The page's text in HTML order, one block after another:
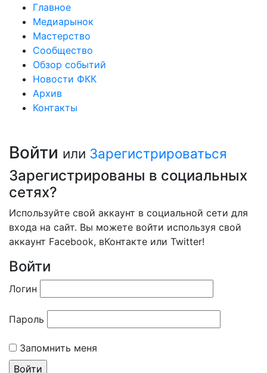
Главное
Медиарынок
Мастерство
Сообщество
Обзор событий
Новости ФКК
Архив
Контакты
Войти или Зарегистрироваться
Зарегистрированы в социальных
сетях?
Используйте свой аккаунт в социальной сети для
входа на сайт. Вы можете войти используя свой
аккаунт Facebook, вКонтакте или Twitter!
Войти
Логин
Пароль
Запомнить меня